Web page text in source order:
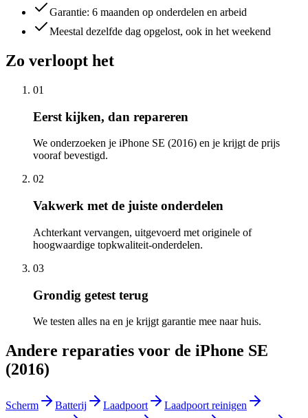
Garantie: 6 maanden op onderdelen en arbeid
Meestal dezelfde dag opgelost, ook in het weekend
Zo verloopt het
01
Eerst kijken, dan repareren
We onderzoeken je iPhone SE (2016) en je krijgt de prijs
vooraf bevestigd.
02
Vakwerk met de juiste onderdelen
Achterkant vervangen, uitgevoerd met originele of
hoogwaardige topkwaliteit-onderdelen.
03
Grondig getest terug
We testen alles na en je krijgt garantie mee naar huis.
Andere reparaties voor de iPhone SE
(2016)
Scherm Batterij Laadpoort
Laadpoort reinigen